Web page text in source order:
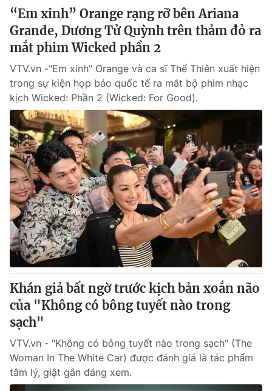
“Em xinh” Orange rạng rỡ bên Ariana
Grande, Dương Tử Quỳnh trên thảm đỏ ra
mắt phim Wicked phần 2
VTV.vn -"Em xinh" Orange và ca sĩ Thể Thiên xuất hiện
trong sự kiện họp báo quốc tế ra mắt bộ phim nhạc
kịch Wicked: Phần 2 (Wicked: For Good).
Khán giả bất ngờ trước kịch bản xoắn não
của "Không có bông tuyết nào trong
sạch"
VTV.vn - "Không có bông tuyết nào trong sạch" (The
Woman In The White Car) được đánh giá là tác phẩm
tâm lý, giật gân đáng xem.